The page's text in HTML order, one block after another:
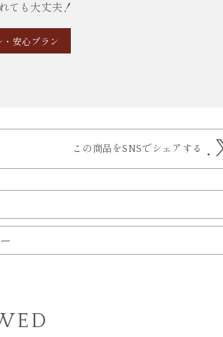
ても大丈夫！
・安心プラン
この商品をSNSでシェアする